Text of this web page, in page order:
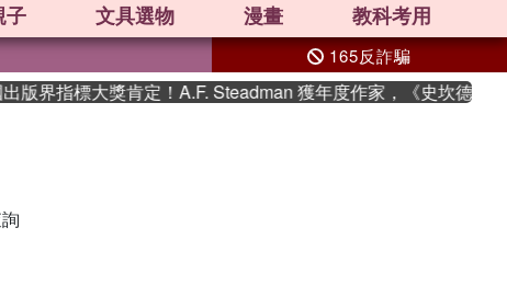
子 文具選物 漫畫 教科考用
165反詐騙
版界指標大獎肯定！A.F. Steadman 獲年度作家，《史坎德》系